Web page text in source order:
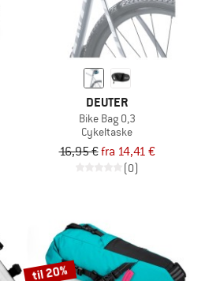
DEUTER
Bike Bag 0,3
Cykeltaske
16,95 €fra 14,41 €
(0)
til 20%